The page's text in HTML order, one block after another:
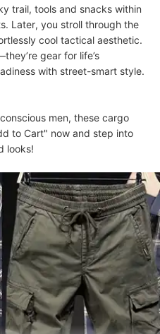
trail, tools and snacks within
Later, you stroll through the
cool tactical aesthetic.
gear for life’s
with street-smart style.
men, these cargo
to Cart" now and step into
looks!